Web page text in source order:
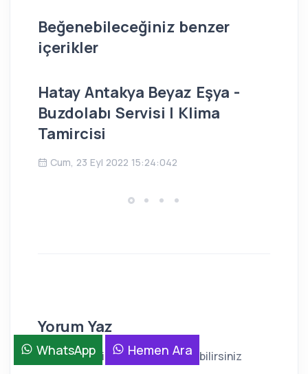
Beğenebileceğiniz benzer
içerikler
Hatay Antakya Beyaz Eşya -
Buzdolabı Servisi | Klima
Tamircisi
Cum, 23 Eyl 2022 15:24:042
Yorum Yaz
Firma ile ilgili görüşlerinizi yazabilirsiniz
WhatsApp Hemen Ara